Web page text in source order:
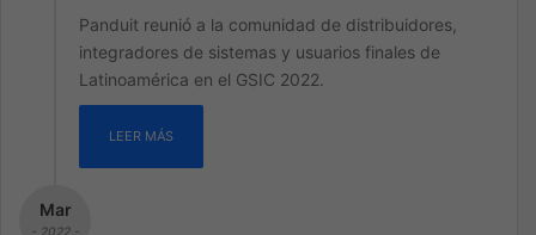
Panduit reunió a la comunidad de distribuidores,
integradores de sistemas y usuarios finales de
Latinoamérica en el GSIC 2022.
LEER MÁS
Mar